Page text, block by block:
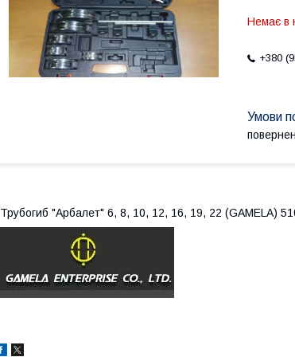
Немає в
+380
Трубогиб "Арбалет" 6, 8, 10, 12, 16, 19, 22 (GAMELA)